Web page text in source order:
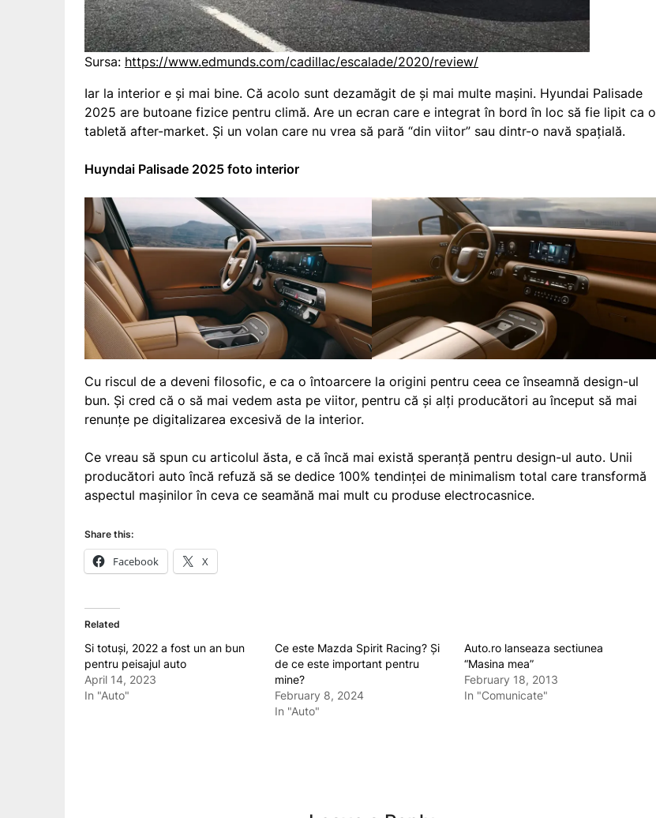
Sursa: https://www.edmunds.com/cadillac/escalade/2020/review/
Iar la interior e și mai bine. Că acolo sunt dezamăgit de și mai multe mașini. Hyundai Palisade
2025 are butoane fizice pentru climă. Are un ecran care e integrat în bord în loc să fie lipit ca o
tabletă after-market. Și un volan care nu vrea să pară “din viitor” sau dintr-o navă spațială.
Huyndai Palisade 2025 foto interior
Cu riscul de a deveni filosofic, e ca o întoarcere la origini pentru ceea ce înseamnă design-ul
bun. Și cred că o să mai vedem asta pe viitor, pentru că și alți producători au început să mai
renunțe pe digitalizarea excesivă de la interior.
Ce vreau să spun cu articolul ăsta, e că încă mai există speranță pentru design-ul auto. Unii
producători auto încă refuză să se dedice 100% tendinței de minimalism total care transformă
aspectul mașinilor în ceva ce seamănă mai mult cu produse electrocasnice.
Share this:
Facebook X
Related
Si totuși, 2022 a fost un an bun
pentru peisajul auto
April 14, 2023
In "Auto"
Ce este Mazda Spirit Racing? Și
de ce este important pentru
mine?
February 8, 2024
In "Auto"
Auto.ro lanseaza sectiunea
“Masina mea”
February 18, 2013
In "Comunicate"